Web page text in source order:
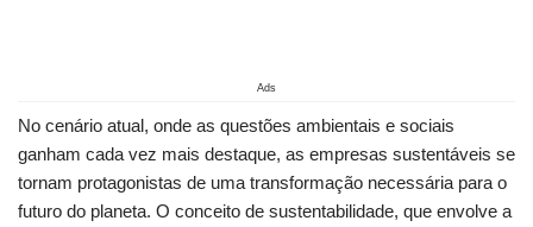
Ads
No cenário atual, onde as questões ambientais e sociais
ganham cada vez ⁢mais ‌destaque,⁤ as empresas sustentáveis se
tornam ‌protagonistas⁤ de ​uma transformação necessária para o
futuro do planeta. O conceito de sustentabilidade, que envolve a